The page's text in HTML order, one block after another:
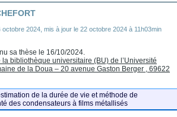
octobre 2024 mis à jour le 22 octobre 2024 à 11h03min
sa thèse le 16/10/2024.
bibliothèque universitaire (BU) de l’Université
de la Doua – 20 avenue Gaston Berger , 69622
de la durée de vie et méthode de
des condensateurs à films métallisés